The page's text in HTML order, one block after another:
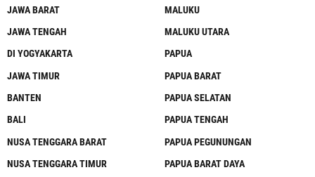
JAWA BARAT
JAWA TENGAH
DI YOGYAKARTA
JAWA TIMUR
BANTEN
BALI
NUSA TENGGARA BARAT
NUSA TENGGARA TIMUR
MALUKU
MALUKU UTARA
PAPUA
PAPUA BARAT
PAPUA SELATAN
PAPUA TENGAH
PAPUA PEGUNUNGAN
PAPUA BARAT DAYA